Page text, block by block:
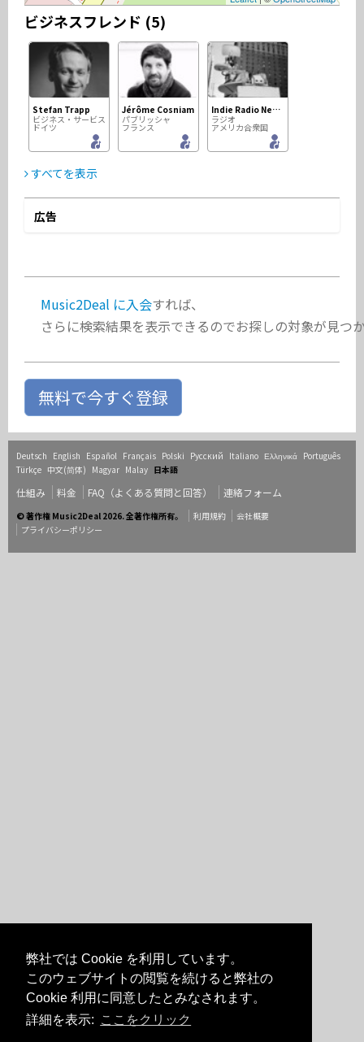
弊社では Cookie を利用しています。
このウェブサイトの閲覧を続けると弊社の
Cookie 利用に同意したとみなされます。
詳細を表示: ここをクリック
ビジネスフレンド (5)
Stefan Trapp
ビジネス・サービス
ドイツ
Jérôme Cosniam
パブリッシャ
フランス
Indie Radio Network
ラジオ
アメリカ合衆国
すべてを表示
広告
Music2Deal に入会すれば、
さらに検索結果を表示できるのでお探しの対象が見つ
無料で今すぐ登録
Deutsch English Español Français Polski Русский Italiano Ελληνικά Português
Türkçe 中文(简体) Magyar Malay 日本語
仕組み 料金 FAQ（よくある質問と回答） 連絡フォーム
© 著作権 Music2Deal 2026. 全著作権所有。 利用規約
会社概要
プライバシーポリシー